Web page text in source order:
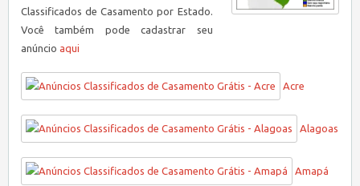
Classificados de Casamento por Estado.
Você também pode cadastrar seu
anúncio aqui
Acre
Alagoas
Amapá